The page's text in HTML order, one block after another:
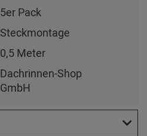
5er Pack
Steckmontage
0,5 Meter
Dachrinnen-Shop
GmbH